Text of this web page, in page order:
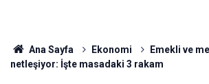
Ana Sayfa Ekonomi
Emekli ve
netleşiyor: İşte masadaki 3 rakam